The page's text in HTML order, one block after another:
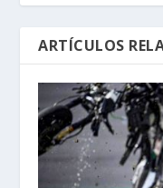
ARTÍCULOS